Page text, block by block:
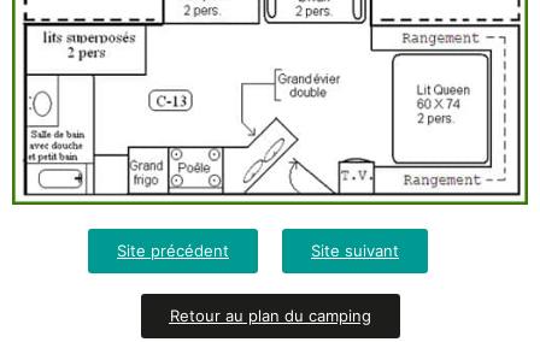
Site précédent Site suivant
Retour au plan du camping